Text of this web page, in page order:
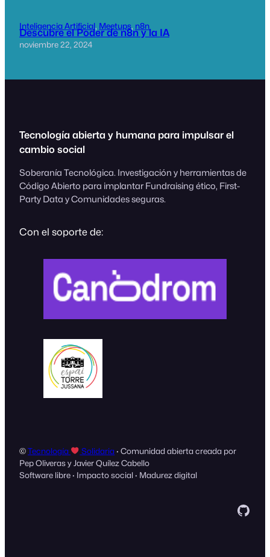
Inteligencia Artificial, Meetups, n8n
Descubre el Poder de n8n y la IA
noviembre 22, 2024
Tecnología abierta y humana para impulsar el
cambio social
Soberanía Tecnológica. Investigación y herramientas de
Código Abierto para implantar Fundraising ético, First-
Party Data y Comunidades seguras.
Con el soporte de:
©Tecnología Solidaria· Comunidad abierta creada por
Pep Oliveras y Javier Quílez Cabello
Software libre · Impacto social · Madurez digital